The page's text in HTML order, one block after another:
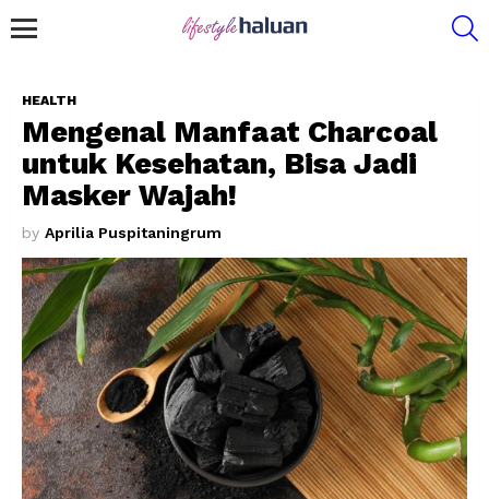
HEALTH
Mengenal Manfaat Charcoal
untuk Kesehatan, Bisa Jadi
Masker Wajah!
by Aprilia Puspitaningrum